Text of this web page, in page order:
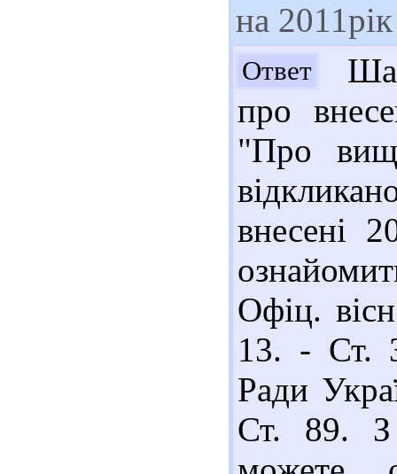
на 2011рік
Ответ
про
"Про
внесені
Офіц.
13. - Ст.
Ради
Ст. 89. З